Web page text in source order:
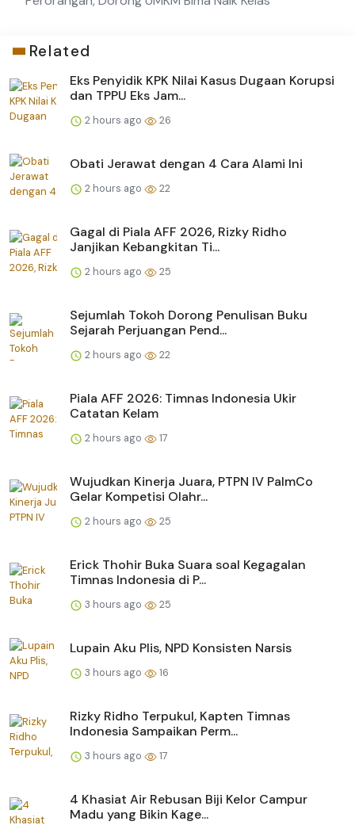
Related
Eks Penyidik KPK Nilai Kasus Dugaan Korupsi
dan TPPU Eks Jam...
2 hours ago 26
Obati Jerawat dengan 4 Cara Alami Ini
2 hours ago 22
Gagal di Piala AFF 2026, Rizky Ridho
Janjikan Kebangkitan Ti...
2 hours ago 25
Sejumlah Tokoh Dorong Penulisan Buku
Sejarah Perjuangan Pend...
2 hours ago 22
Piala AFF 2026: Timnas Indonesia Ukir
Catatan Kelam
2 hours ago 17
Wujudkan Kinerja Juara, PTPN IV PalmCo
Gelar Kompetisi Olahr...
2 hours ago 25
Erick Thohir Buka Suara soal Kegagalan
Timnas Indonesia di P...
3 hours ago 25
Lupain Aku Plis, NPD Konsisten Narsis
3 hours ago 16
Rizky Ridho Terpukul, Kapten Timnas
Indonesia Sampaikan Perm...
3 hours ago 17
4 Khasiat Air Rebusan Biji Kelor Campur
Madu yang Bikin Kage...